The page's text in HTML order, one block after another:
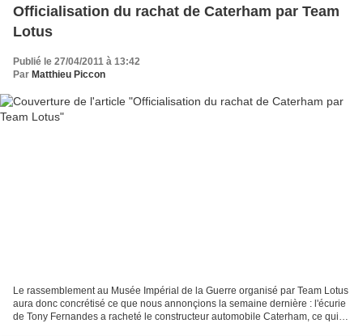
Officialisation du rachat de Caterham par Team
Lotus
Publié le 27/04/2011 à 13:42
Par Matthieu Piccon
Le rassemblement au Musée Impérial de la Guerre organisé par Team Lotus
aura donc concrétisé ce que nous annonçions la semaine dernière : l'écurie
de Tony Fernandes a racheté le constructeur automobile Caterham, ce qui